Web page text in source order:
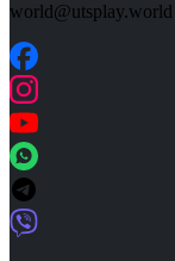
world@utsplay.world